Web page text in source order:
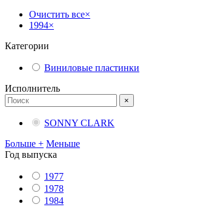
Очистить все×
1994×
Категории
Виниловые пластинки
Исполнитель
×
SONNY CLARK
Больше + Меньше
Год выпуска
1977
1978
1984